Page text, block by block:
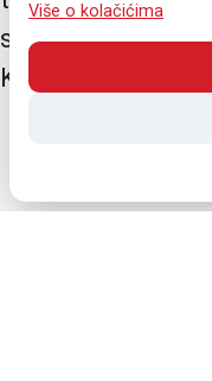
svoga kneza niti
Knežev dvor još ...
Više o kolačićima